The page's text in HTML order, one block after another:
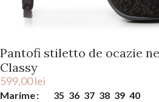
Pantofi stiletto de ocazie
Classy
599,00lei
Marime 35 36 37 38 39 40